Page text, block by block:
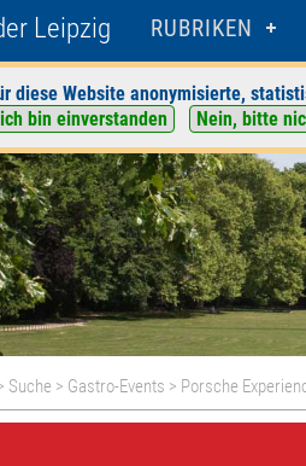
Leipzig RUBRIKEN
diese Website anonymisierte,
bin einverstanden Nein, bitte
Suche > Gastro-Events > Porsche